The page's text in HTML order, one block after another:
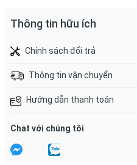
Thông tin hữu ích
Chính sách đổi trả
Thông tin vận chuyển
Hướng dẫn thanh toán
Chat với chúng tôi